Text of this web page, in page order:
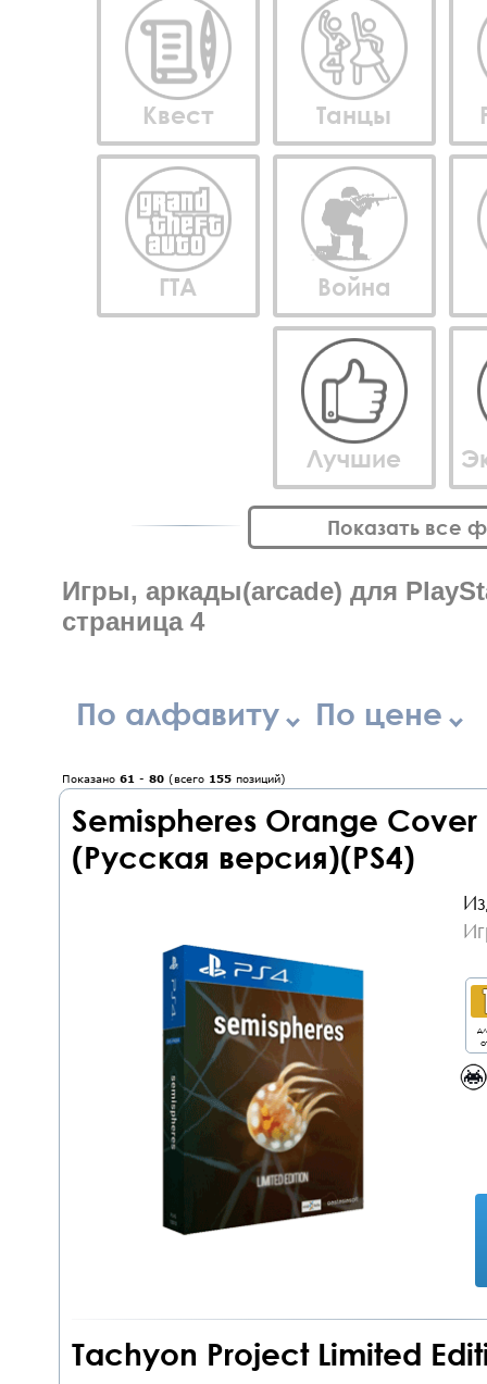
Квест Танцы
ГТА Война
Лучшие
Показать все
Игры, аркады(arcade) для
страница 4
По алфавиту По цене
Показано 61 - 80 (всего 155 позиций)
Semispheres Orange Cover
(Русская версия)(PS4)
Tachyon Project Limited